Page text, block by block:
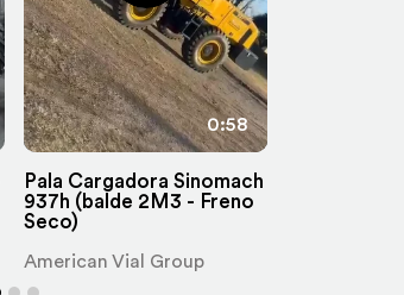
0:58
Pala Cargadora Sinomach
937h (balde 2M3 - Freno
Seco)
American Vial Group